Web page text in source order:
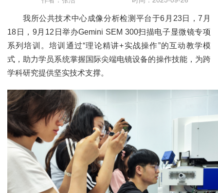
我所公共技术中心成像分析检测平台于6月23日，7月
18 日， 9月12 日举办Gemini SEM 300扫描电子显微镜专项
系列培训 。培训通过“理论精讲+实战操作”的互动教学模
式，助力学员系统掌握国际尖端电镜设备的操作技能，为跨
学科研究提供坚实技术支撑。